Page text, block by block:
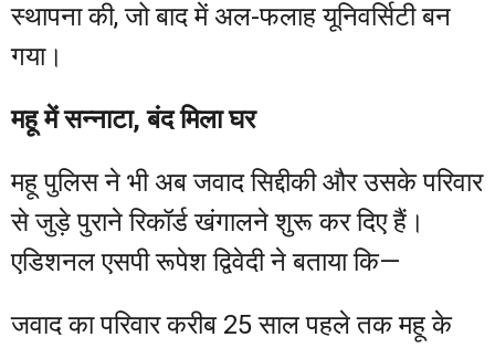
स्थापना की, जो बाद में अल-फलाह यूनिवर्सिटी बन
गया।
महू में सन्नाटा, बंद मिला घर
महू पुलिस ने भी अब जवाद सिद्दीकी और उसके परिवार
से जुड़े पुराने रिकॉर्ड खंगालने शुरू कर दिए हैं।
एडिशनल एसपी रूपेश द्विवेदी ने बताया कि—
जवाद का परिवार करीब 25 साल पहले तक महू के